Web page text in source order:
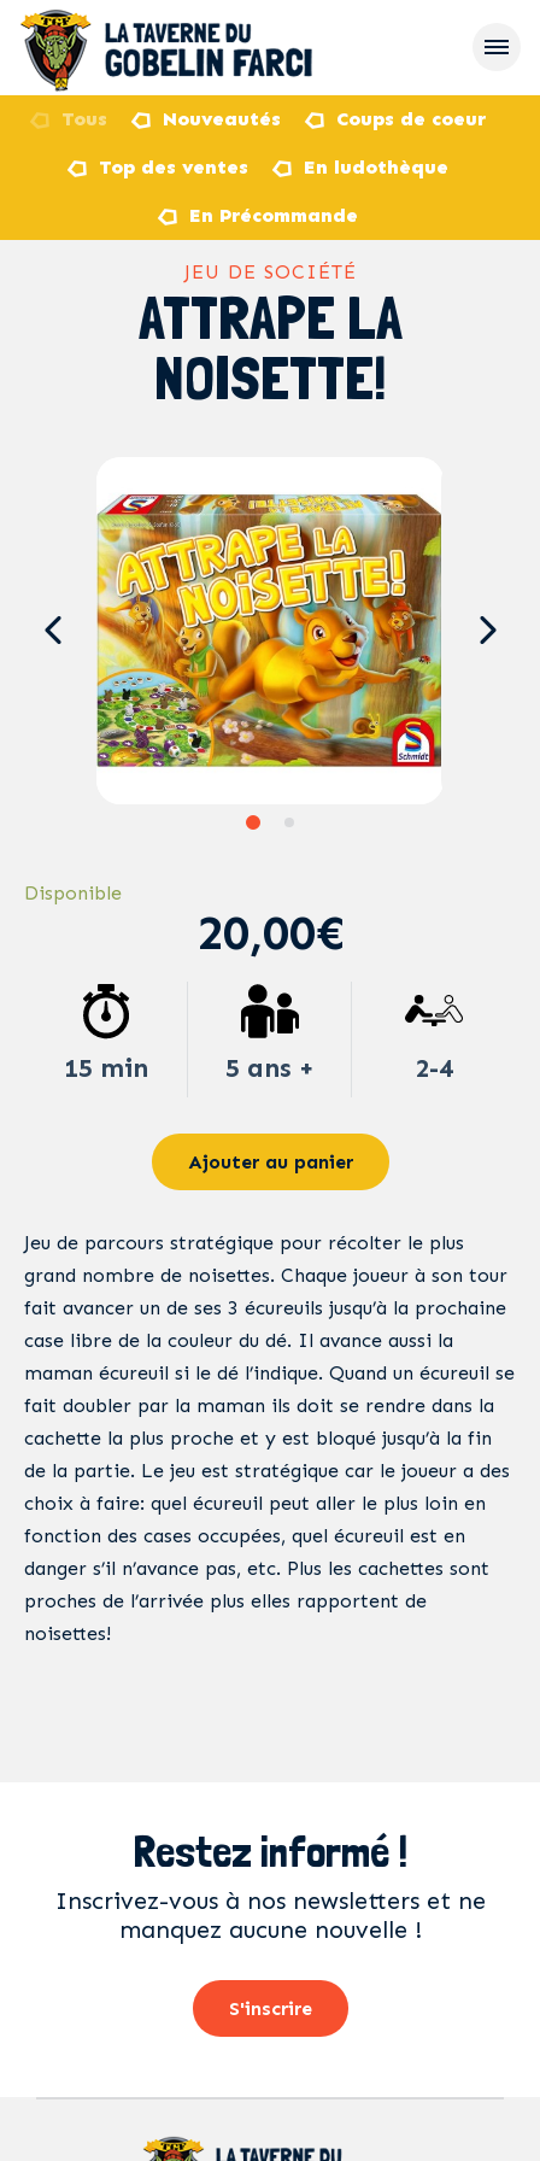
Tous Nouveautés Coups de coeur
Top des ventes En ludothèque
En Précommande
JEU DE SOCIÉTÉ
ATTRAPE LA
NOISETTE!
Disponible
20,00€
15 min 5 ans + 2-4
Ajouter au panier
Jeu de parcours stratégique pour récolter le plus
grand nombre de noisettes. Chaque joueur à son tour
fait avancer un de ses 3 écureuils jusqu’à la prochaine
case libre de la couleur du dé. Il avance aussi la
maman écureuil si le dé l’indique. Quand un écureuil se
fait doubler par la maman ils doit se rendre dans la
cachette la plus proche et y est bloqué jusqu’à la fin
de la partie. Le jeu est stratégique car le joueur a des
choix à faire: quel écureuil peut aller le plus loin en
fonction des cases occupées, quel écureuil est en
danger s’il n’avance pas, etc. Plus les cachettes sont
proches de l’arrivée plus elles rapportent de
noisettes!
Restez informé !
Inscrivez-vous à nos newsletters et ne
manquez aucune nouvelle !
S'inscrire